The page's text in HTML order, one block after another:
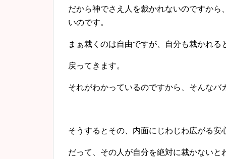
だから神でさえ人を裁かれないのですか
いのです。
まぁ裁くのは自由ですが、自分も裁かれ
戻ってきます。
それがわかっているのですから、そんな
そうするとその、 内面にじわじわ広がる安
だって、その人が自分を絶対に裁かないと